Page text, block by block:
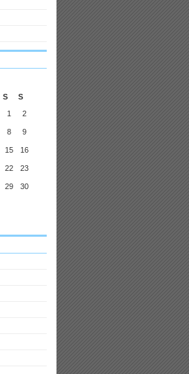
S
S
1
2
8 9
15 16
22 23
29 30